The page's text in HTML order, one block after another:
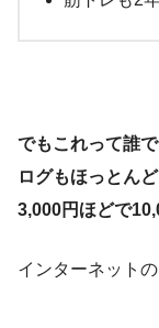
でもこれって誰
ログもほっとん
3,000円ほどで
インターネット